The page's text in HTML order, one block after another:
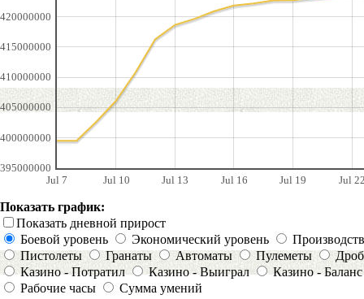
Jul 7 Jul 10 Jul 13 Jul 16 Jul 19 Jul
395000000
400000000
405000000
410000000
415000000
420000000
Показать график:
Показать дневной прирост
Боевой уровень
Экономический уровень
Пистолеты
Гранаты Автоматы Пулеметы
Казино - Потратил
Казино - Выиграл
Казино - Баланс
Рабочие часы
Сумма умений